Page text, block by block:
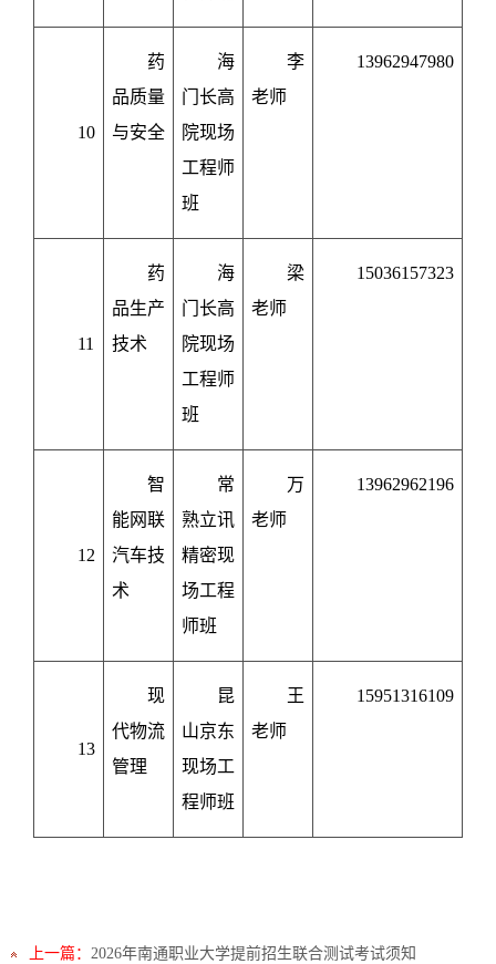
10
药
品质量
与安全
海
门长高
院现场
工程师
班
李
老师
13962947980
11
药
品生产
技术
海
门长高
院现场
工程师
班
梁
老师
15036157323
12
智
能网联
汽车技
术
常
熟立讯
精密现
场工程
师班
万
老师
13962962196
13
现
代物流
管理
昆
山京东
现场工
程师班
王
老师
15951316109
上一篇： 2026年南通职业大学提前招生联合测试考试须知